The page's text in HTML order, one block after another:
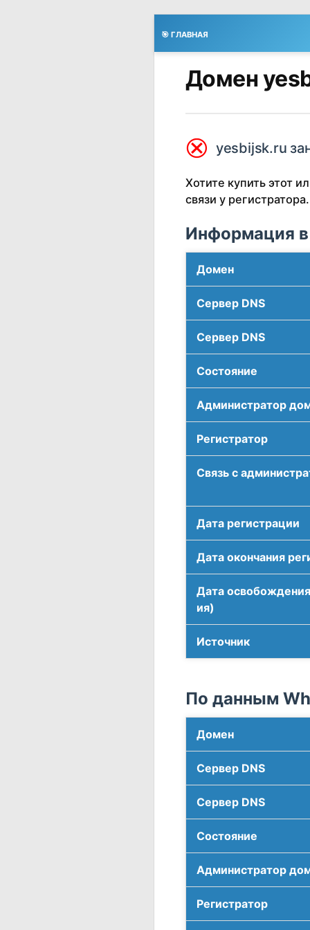
🎯 ГЛАВНАЯ
Домен
⮿ yesbijsk.ru
Хотите купить этот
связи у регистратора.
Информация в
Домен
Сервер DNS
Сервер DNS
Соcтояние
Администратор
Регистратор
Связь с
Дата регистрации
Дата окончания
Дата
ия)
Источник
По данным
Домен
Сервер DNS
Сервер DNS
Соcтояние
Администратор
Регистратор